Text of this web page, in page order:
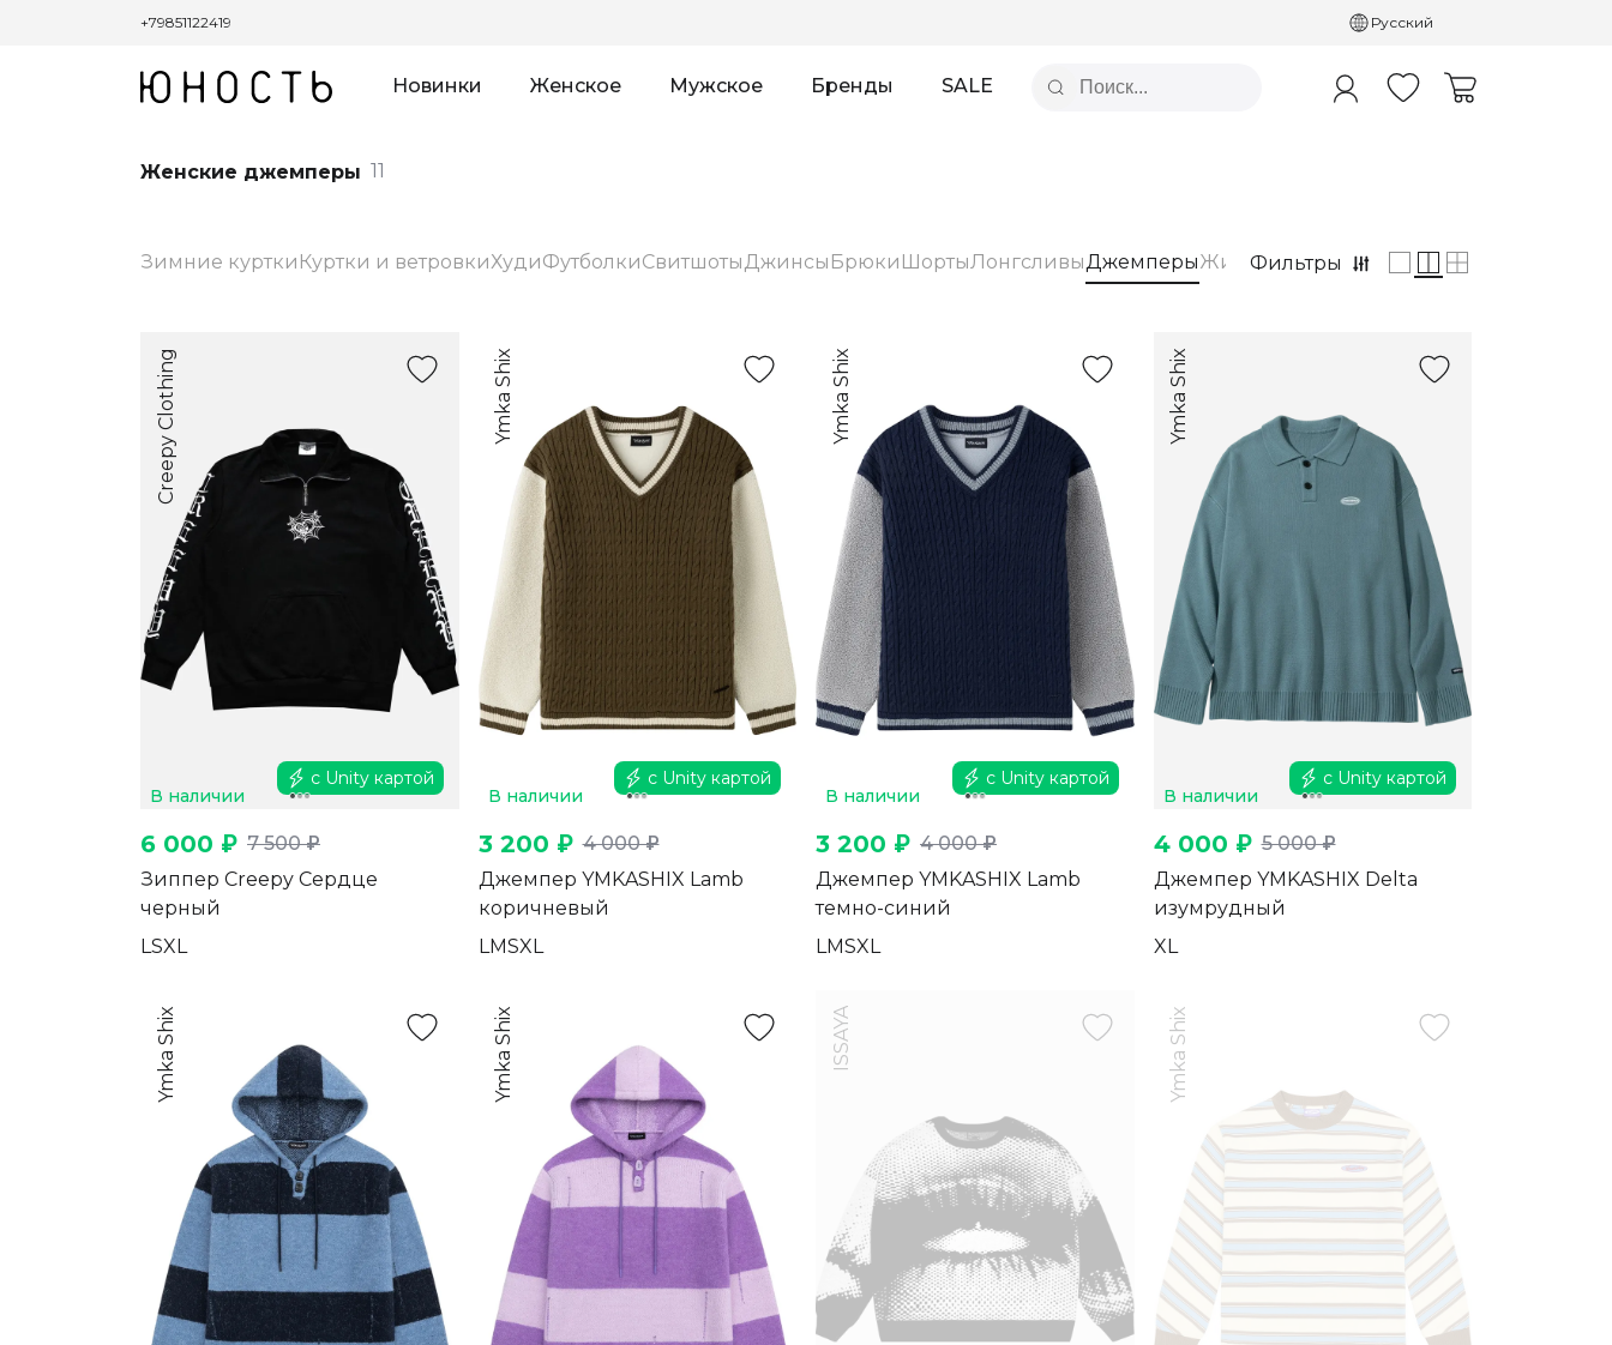
+79851122419 Русский
Новинки Женское Мужское Бренды SALE
Женские джемперы 11
Зимние куртки Куртки и ветровкиХудиФутболкиСвитшотыДжинсы Брюки ШортыЛонгсливыДжемперыЖилеткиРубашки Свитера
Фильтры
В наличии
Creepy Clothing
с Unity картой
6 000 ₽ 7 500 ₽
Зиппер Creepy Сердце
черный
LSXL
В наличии
Ymka Shix
с Unity картой
3 200 ₽ 4 000 ₽
Джемпер YMKASHIX Lamb
коричневый
LMSXL
В наличии
Ymka Shix
с Unity картой
3 200 ₽ 4 000 ₽
Джемпер YMKASHIX Lamb
темно-синий
LMSXL
В наличии
Ymka Shix
с Unity картой
4 000 ₽ 5 000 ₽
Джемпер YMKASHIX Delta
изумрудный
XL
Ymka Shix Ymka Shix ISSAYA Ymka Shix